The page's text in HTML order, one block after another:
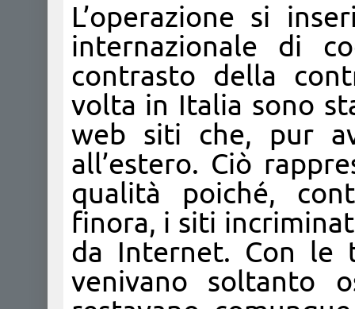
L’operazione si
internazionale di
contrasto della
volta in Italia sono
web siti che, pur
all’estero. Ciò
qualità poiché,
finora, i siti
da Internet. Con le
venivano soltanto